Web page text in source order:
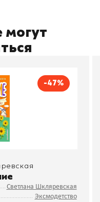
-47%
Светлана Шкляревская
Эксмодетство